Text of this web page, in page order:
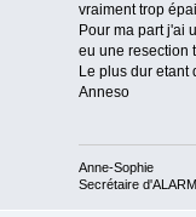
vraiment trop
Pour ma part j'ai
eu une resection
Le plus dur etant
Anneso
Anne-Sophie
Secrétaire